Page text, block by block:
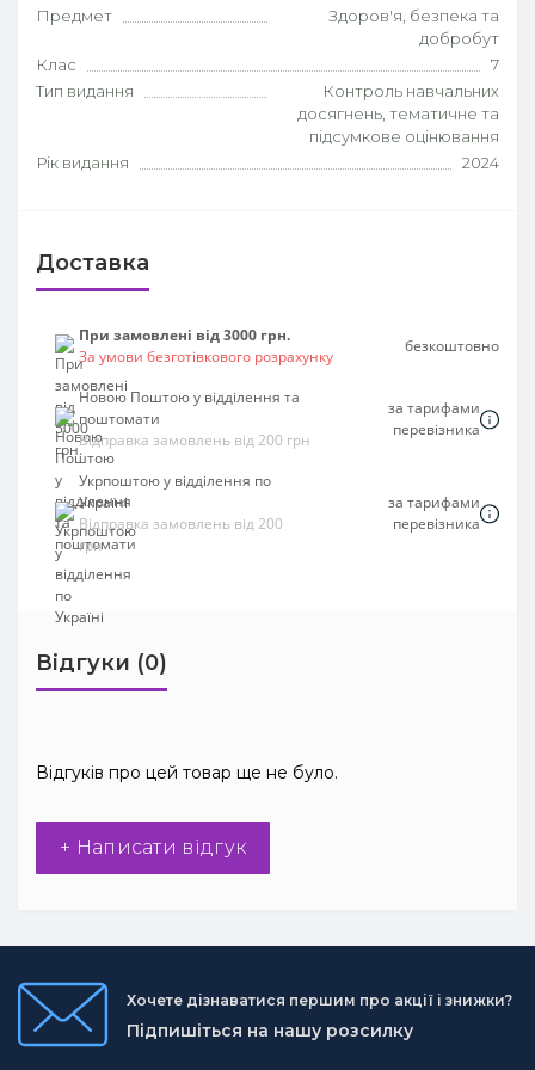
Предмет
Здоров'я, безпека та
добробут
Клас
7
Тип видання
Контроль навчальних
досягнень, тематичне та
підсумкове оцінювання
Рік видання
2024
Доставка
При замовлені від 3000 грн.
За умови безготівкового розрахунку
безкоштовно
Новою Поштою у відділення та
поштомати
Відправка замовлень від 200 грн
за тарифами
перевізника
Укрпоштою у відділення по
Україні
Відправка замовлень від 200
грн
за тарифами
перевізника
Відгуки (0)
Відгуків про цей товар ще не було.
+ Написати відгук
Хочете дізнаватися першим про акції і знижки?
Підпишіться на нашу розсилку